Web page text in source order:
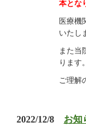
本とな
医療機
いたし
また当
ります。
ご理解
2022/12/8 お知